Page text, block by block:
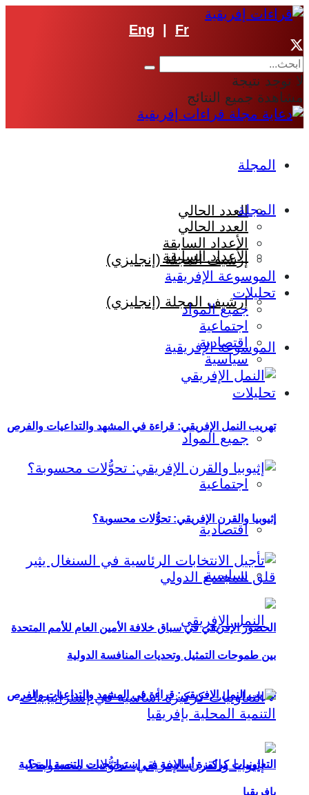
Eng Fr
لا توجد نتيجة
مشاهدة جميع النتائج
المجلة
العدد الحالي
الأعداد السابقة
إرشيف المجلة (إنجليزي)
الموسوعة الإفريقية
تحليلات
جميع المواد
اجتماعية
اقتصادية
سياسية
تهريب النمل الإفريقي: قراءة في المشهد والتداعيات والفرص
المجلة
العدد الحالي
الأعداد السابقة
إرشيف المجلة (إنجليزي)
الموسوعة الإفريقية
تحليلات
جميع المواد
اجتماعية
اقتصادية
سياسية
تهريب النمل الإفريقي: قراءة في المشهد والتداعيات والفرص
إثيوبيا والقرن الإفريقي: تحوُّلات محسوبة؟
الحضور الإفريقي في سباق خلافة الأمين العام للأمم المتحدة
بين طموحات التمثيل وتحديات المنافسة الدولية
التعاونيات كركيزة أساسية في إستراتيجيات التنمية المحلية
بإفريقيا